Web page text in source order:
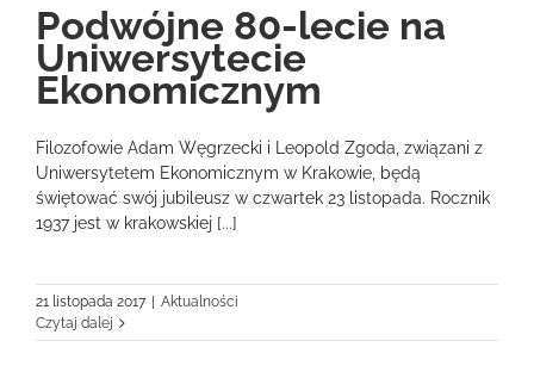
Podwójne 80-lecie na
Uniwersytecie
Ekonomicznym
Filozofowie Adam Węgrzecki i Leopold Zgoda, związani z
Uniwersytetem Ekonomicznym w Krakowie, będą
świętować swój jubileusz w czwartek 23 listopada. Rocznik
1937 jest w krakowskiej [...]
21 listopada 2017
Aktualności
Czytaj dalej